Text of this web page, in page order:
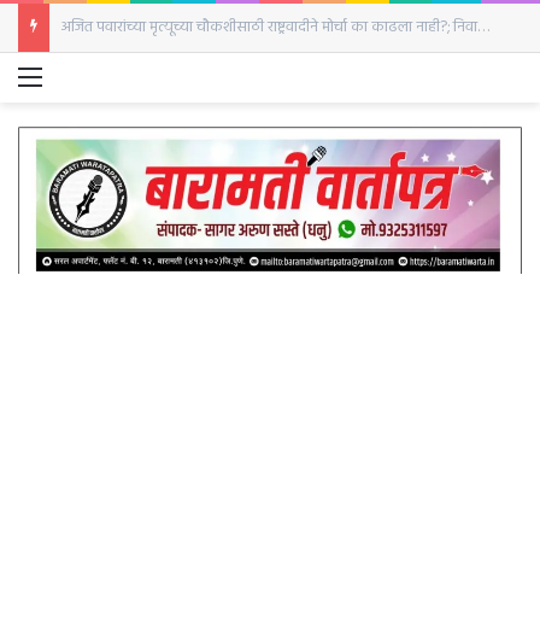
हरित शिक्षणात बारामतीचा झेंडा; डॉ. शरदचंद्र पवार कृषी महाविद्यालयाचा देशात गौरव
Menu